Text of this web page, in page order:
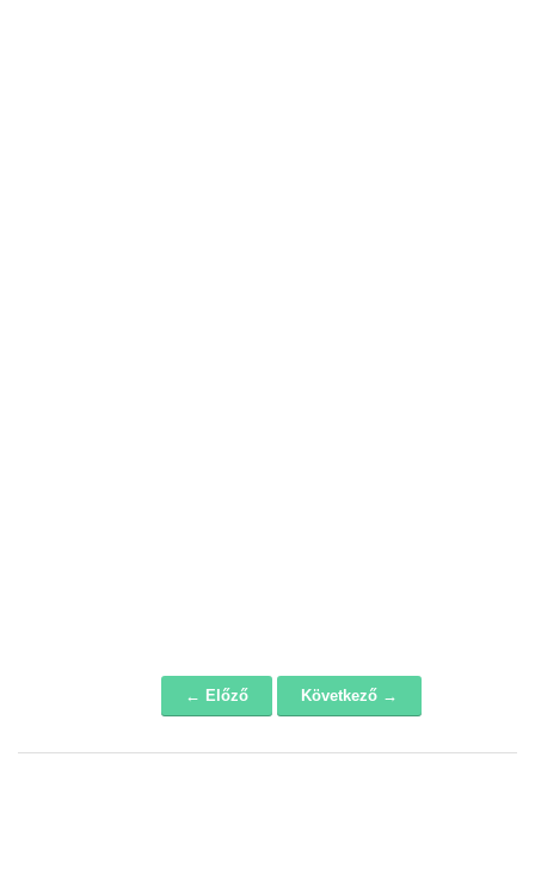
← Előző Következő →